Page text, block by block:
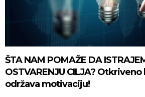
ŠTA NAM POMAŽE DA
OSTVARENJU CILJA?
održava motivaciju!